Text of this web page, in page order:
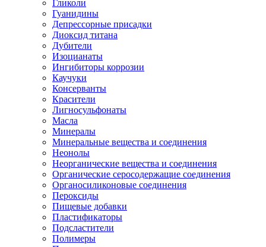
Гликоли
Гуанидины
Депрессорные присадки
Диоксид титана
Дубители
Изоцианаты
Ингибиторы коррозии
Каучуки
Консерванты
Красители
Лигносульфонаты
Масла
Минералы
Минеральные вещества и соединения
Неонолы
Неорганические вещества и соединения
Органические серосодержащие соединения
Органосиликоновые соединения
Пероксиды
Пищевые добавки
Пластификаторы
Подсластители
Полимеры